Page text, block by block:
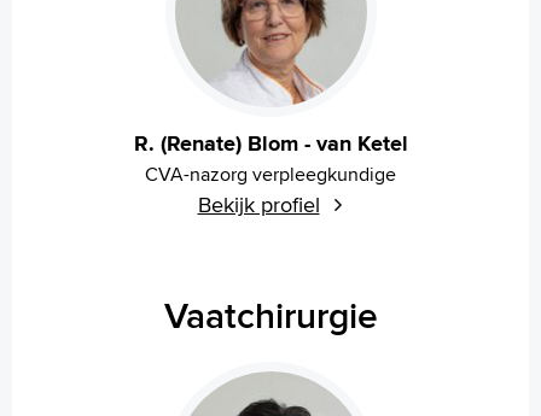
R. (Renate) Blom - van Ketel
CVA-nazorg verpleegkundige
Bekijk profiel
Vaatchirurgie